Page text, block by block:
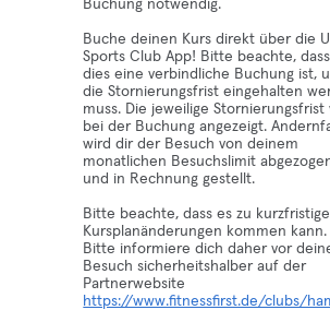
Buchung notwendig.
Buche deinen Kurs direkt über die
Sports Club App! Bitte beachte, dass
dies eine verbindliche Buchung ist,
die Stornierungsfrist eingehalten
muss. Die jeweilige Stornierungsfrist
bei der Buchung angezeigt.
wird dir der Besuch von deinem
monatlichen Besuchslimit
und in Rechnung gestellt.
Bitte beachte, dass es zu
Kursplanänderungen kommen kann.
Bitte informiere dich daher vor
Besuch sicherheitshalber auf der
Partnerwebsite
https://www.fitnessfirst.de/clubs/